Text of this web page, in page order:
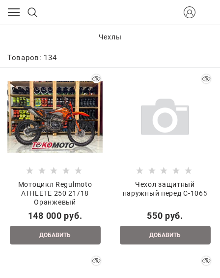
Чехлы
Товаров: 134
Мотоцикл Regulmoto
ATHLETE 250 21/18
Оранжевый
148 000 руб.
ДОБАВИТЬ
Чехол защитный
наружный перед С-1065
550 руб.
ДОБАВИТЬ